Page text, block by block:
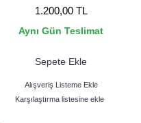
1.200,00 TL
Aynı Gün Teslimat
Sepete Ekle
Alışveriş Listeme Ekle
Karşılaştırma listesine ekle